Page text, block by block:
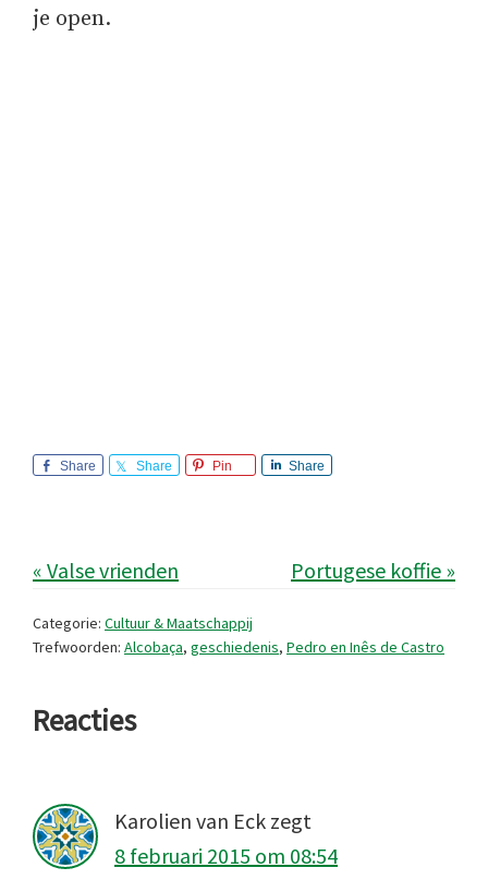
je open.
Share Share Pin Share
« Valse vrienden Portugese koffie »
Categorie: Cultuur & Maatschappij
Trefwoorden: Alcobaça, geschiedenis, Pedro en Inês de Castro
Lees
Reacties
Karolien van Eck zegt
8 februari 2015 om 08:54